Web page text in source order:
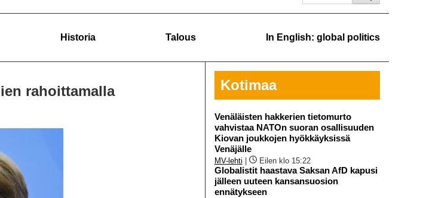
Historia Talous In English: global politics
rahoittamalla
Kotimaa
Venäläisten hakkerien tietomurto
vahvistaa NATOn suoran osallisuuden
Kiovan joukkojen hyökkäyksissä
Venäjälle
MV-lehti Eilen klo 15:22
Globalistit haastava Saksan AfD kapusi
jälleen uuteen kansansuosion
ennätykseen